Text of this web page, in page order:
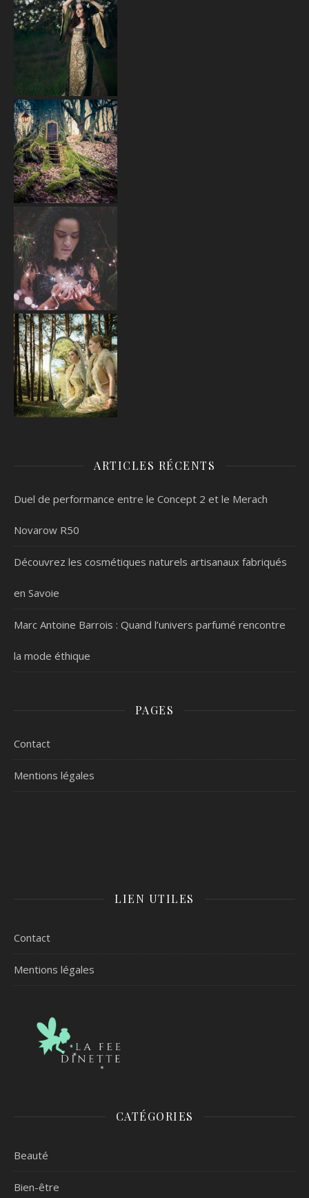
ARTICLES RÉCENTS
Duel de performance entre le Concept 2 et le Merach
Novarow R50
Découvrez les cosmétiques naturels artisanaux fabriqués
en Savoie
Marc Antoine Barrois : Quand l’univers parfumé rencontre
la mode éthique
PAGES
Contact
Mentions légales
LIEN UTILES
Contact
Mentions légales
CATÉGORIES
Beauté
Bien-être